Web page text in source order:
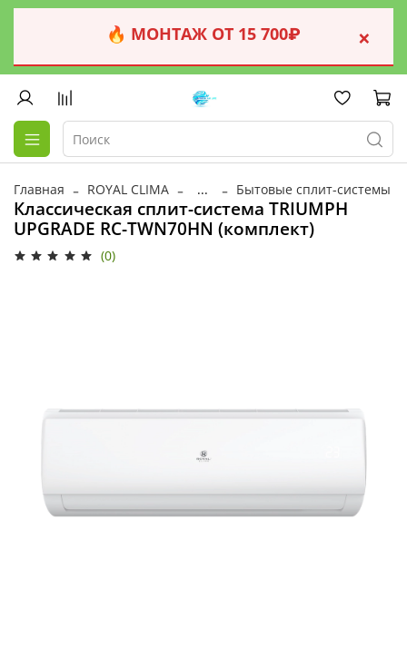
🔥 МОНТАЖ ОТ 15 700₽ ×
Главная ROYAL CLIMA ... Бытовые сплит-системы
Классическая сплит-система TRIUMPH
UPGRADE RC-TWN70HN (комплект)
(0)